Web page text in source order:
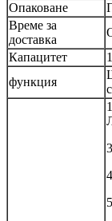
Опаковане
Време за
доставка
Капацитет
функция